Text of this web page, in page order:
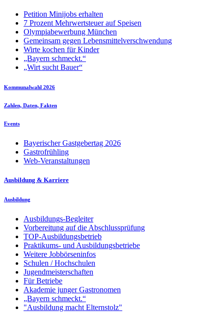
Petition Minijobs erhalten
7 Prozent Mehrwertsteuer auf Speisen
Olympiabewerbung München
Gemeinsam gegen Lebensmittelverschwendung
Wirte kochen für Kinder
„Bayern schmeckt.“
„Wirt sucht Bauer“
Kommunalwahl 2026
Zahlen, Daten, Fakten
Events
Bayerischer Gastgebertag 2026
Gastrofrühling
Web-Veranstaltungen
Ausbildung & Karriere
Ausbildung
Ausbildungs-Begleiter
Vorbereitung auf die Abschlussprüfung
TOP-Ausbildungsbetrieb
Praktikums- und Ausbildungsbetriebe
Weitere Jobbörseninfos
Schulen / Hochschulen
Jugendmeisterschaften
Für Betriebe
Akademie junger Gastronomen
„Bayern schmeckt.“
"Ausbildung macht Elternstolz"